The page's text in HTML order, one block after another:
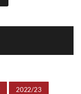
2022/23